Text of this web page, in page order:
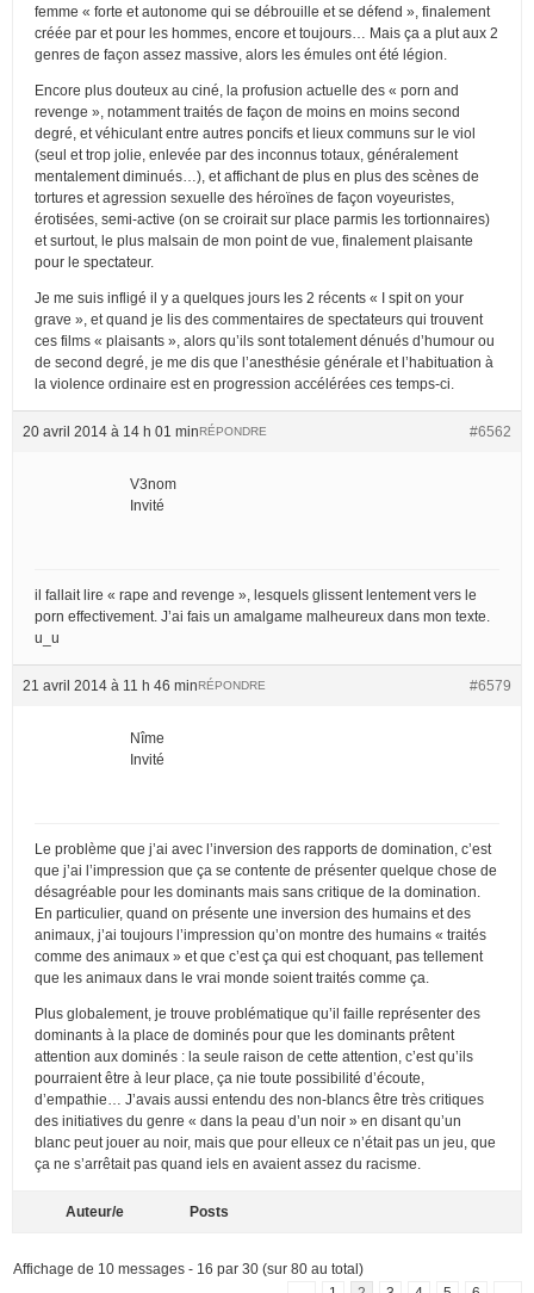
femme « forte et autonome qui se débrouille et se défend », finalement
créée par et pour les hommes, encore et toujours… Mais ça a plut aux 2
genres de façon assez massive, alors les émules ont été légion.
Encore plus douteux au ciné, la profusion actuelle des « porn and
revenge », notamment traités de façon de moins en moins second
degré, et véhiculant entre autres poncifs et lieux communs sur le viol
(seul et trop jolie, enlevée par des inconnus totaux, généralement
mentalement diminués…), et affichant de plus en plus des scènes de
tortures et agression sexuelle des héroïnes de façon voyeuristes,
érotisées, semi-active (on se croirait sur place parmis les tortionnaires)
et surtout, le plus malsain de mon point de vue, finalement plaisante
pour le spectateur.
Je me suis infligé il y a quelques jours les 2 récents « I spit on your
grave », et quand je lis des commentaires de spectateurs qui trouvent
ces films « plaisants », alors qu’ils sont totalement dénués d’humour ou
de second degré, je me dis que l’anesthésie générale et l’habituation à
la violence ordinaire est en progression accélérées ces temps-ci.
20 avril 2014 à 14 h 01 min #6562
RÉPONDRE
V3nom
Invité
il fallait lire « rape and revenge », lesquels glissent lentement vers le
porn effectivement. J’ai fais un amalgame malheureux dans mon texte.
u_u
21 avril 2014 à 11 h 46 min #6579
RÉPONDRE
Nîme
Invité
Le problème que j’ai avec l’inversion des rapports de domination, c’est
que j’ai l’impression que ça se contente de présenter quelque chose de
désagréable pour les dominants mais sans critique de la domination.
En particulier, quand on présente une inversion des humains et des
animaux, j’ai toujours l’impression qu’on montre des humains « traités
comme des animaux » et que c’est ça qui est choquant, pas tellement
que les animaux dans le vrai monde soient traités comme ça.
Plus globalement, je trouve problématique qu’il faille représenter des
dominants à la place de dominés pour que les dominants prêtent
attention aux dominés : la seule raison de cette attention, c’est qu’ils
pourraient être à leur place, ça nie toute possibilité d’écoute,
d’empathie… J’avais aussi entendu des non-blancs être très critiques
des initiatives du genre « dans la peau d’un noir » en disant qu’un
blanc peut jouer au noir, mais que pour elleux ce n’était pas un jeu, que
ça ne s’arrêtait pas quand iels en avaient assez du racisme.
Auteur/e Posts
Affichage de 10 messages - 16 par 30 (sur 80 au total)